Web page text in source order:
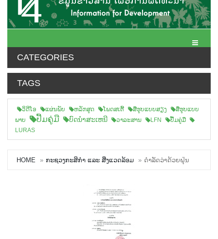
Toggle
CATEGORIES
TAGS
ວິດີໂອ ແຜ່ນພັບ ຫລັກສູດ ໂພດສເຕີ້ ສືຮູບແບບສຽງ
ສື່ຮູບແບບ
ພາບ
ປື້ມຄູ່ມື ບົດນຳສະເຫນີ ວາລະສານ LFN
ປື້ມຄູ່ມື
LURAS
HOME ກະຊວງກະສິກຳ ແລະ ສີ່ງແວດລ້ອມ ດຳລັດວ່າດ້ວຍຝຸ່ນ